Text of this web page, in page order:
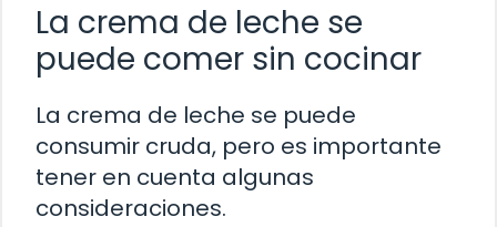
La crema de leche se
puede comer sin cocinar
La crema de leche se puede
consumir cruda, pero es importante
tener en cuenta algunas
consideraciones.